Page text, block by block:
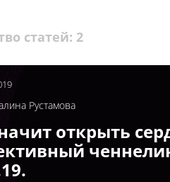
статей: 2
Рустамова
открыть